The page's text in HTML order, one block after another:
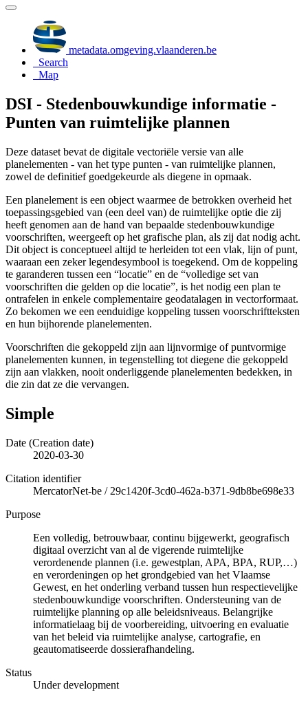
metadata.omgeving.vlaanderen.be
Search
Map
DSI - Stedenbouwkundige informatie -
Punten van ruimtelijke plannen
Deze dataset bevat de digitale vectoriële versie van alle
planelementen - van het type punten - van ruimtelijke plannen,
zowel de definitief goedgekeurde als diegene in opmaak.
Een planelement is een object waarmee de betrokken overheid het
toepassingsgebied van (een deel van) de ruimtelijke optie die zij
heeft genomen aan de hand van bepaalde stedenbouwkundige
voorschriften, weergeeft op het grafische plan, als zij dat nodig acht.
Dit object is conceptueel altijd te herleiden tot een vlak, lijn of punt,
waaraan een zeker legendesymbool is toegekend. Om de koppeling
te garanderen tussen een “locatie” en de “volledige set van
voorschriften die gelden op die locatie”, is het nodig een plan te
ontrafelen in enkele complementaire geodatalagen in vectorformaat.
Zo bekomen we een eenduidige koppeling tussen voorschriftteksten
en hun bijhorende planelementen.
Voorschriften die gekoppeld zijn aan lijnvormige of puntvormige
planelementen kunnen, in tegenstelling tot diegene die gekoppeld
zijn aan vlakken, nooit onderliggende planelementen bedekken, in
die zin dat ze die vervangen.
Simple
Date (Creation date)
2020-03-30
Citation identifier
MercatorNet-be / 29c1420f-3cd0-462a-b371-9db8be698e33
Purpose
Een volledig, betrouwbaar, continu bijgewerkt, geografisch
digitaal overzicht van al de vigerende ruimtelijke
verordenende plannen (i.e. gewestplan, APA, BPA, RUP,…)
en verordeningen op het grondgebied van het Vlaamse
Gewest, en het onderling verband tussen hun respectievelijke
stedenbouwkundige voorschriften. Ondersteuning van de
ruimtelijke planning op alle beleidsniveaus. Belangrijke
informatielaag bij de voorbereiding, uitvoering en evaluatie
van het beleid via ruimtelijke analyse, cartografie, en
geautomatiseerde dossierafhandeling.
Status
Under development